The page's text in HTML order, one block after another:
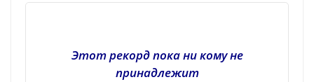
Этот рекорд пока ни кому не
принадлежит